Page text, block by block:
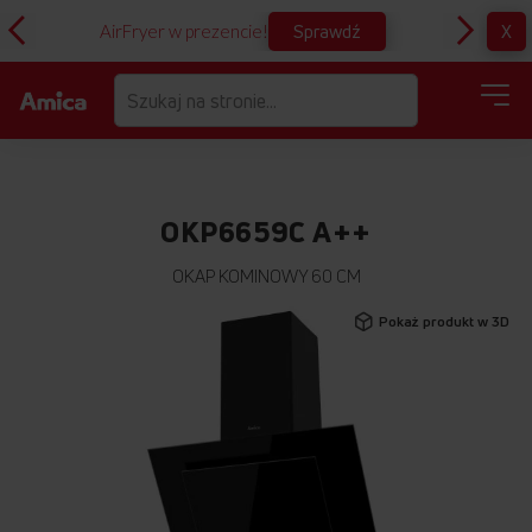
AirFryer w prezencie! Sprawdź X
OKP6659C A++
OKAP KOMINOWY 60 CM
Pokaż produkt w 3D